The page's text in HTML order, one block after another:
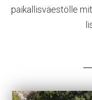
paikallisväestölle